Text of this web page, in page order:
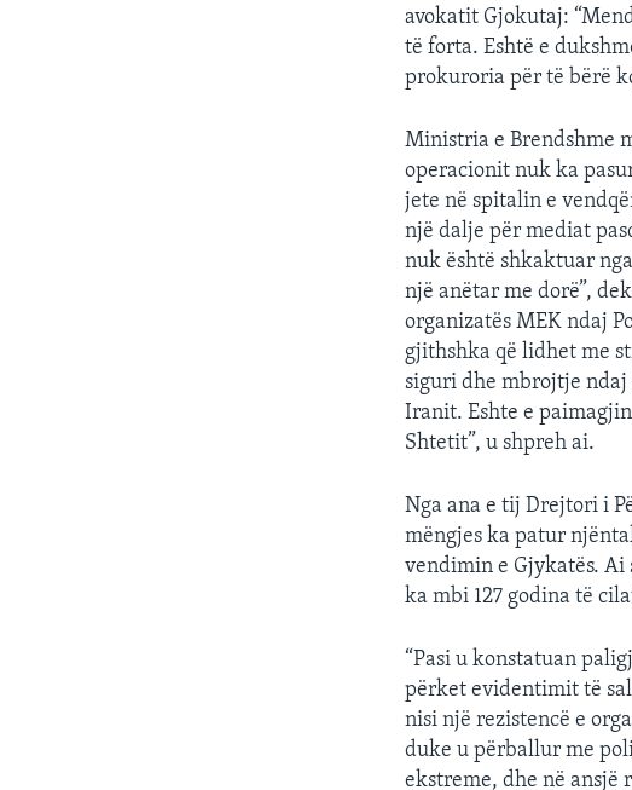
avokatit Gjokutaj:
të forta. Eshtë e
prokuroria për të bërë
Ministria e Brendshme
operacionit nuk ka
jete në spitalin e
një dalje për mediat
nuk është shkaktuar
një anëtar me dorë”,
organizatës MEK ndaj
gjithshka që lidhet me
siguri dhe mbrojtje ndaj
Iranit. Eshte e
Shtetit”, u shpreh ai.
Nga ana e tij Drejtori i
mëngjes ka patur
vendimin e Gjykatës. Ai
ka mbi 127 godina të
“Pasi u konstatuan
përket evidentimit të
nisi një rezistencë e
duke u përballur me
ekstreme, dhe në